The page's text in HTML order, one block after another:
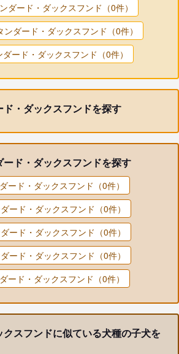
ダード・ダックスフンド（0件）
ダード・ダックスフンド（0件）
ード・ダックスフンド（0件）
・ダックスフンドを探す
ド・ダックスフンドを探す
ード・ダックスフンド（0件）
ード・ダックスフンド（0件）
ード・ダックスフンド（0件）
ード・ダックスフンド（0件）
ード・ダックスフンド（0件）
スフンドに似ている犬種の子犬を